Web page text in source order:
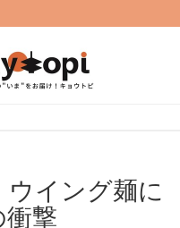
ウイング麺に
撃